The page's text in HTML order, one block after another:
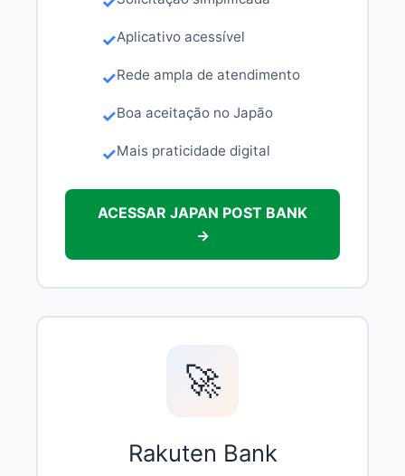
Aplicativo acessível
Rede ampla de atendimento
Boa aceitação no Japão
Mais praticidade digital
ACESSAR JAPAN POST BANK
→
🚀
Rakuten Bank